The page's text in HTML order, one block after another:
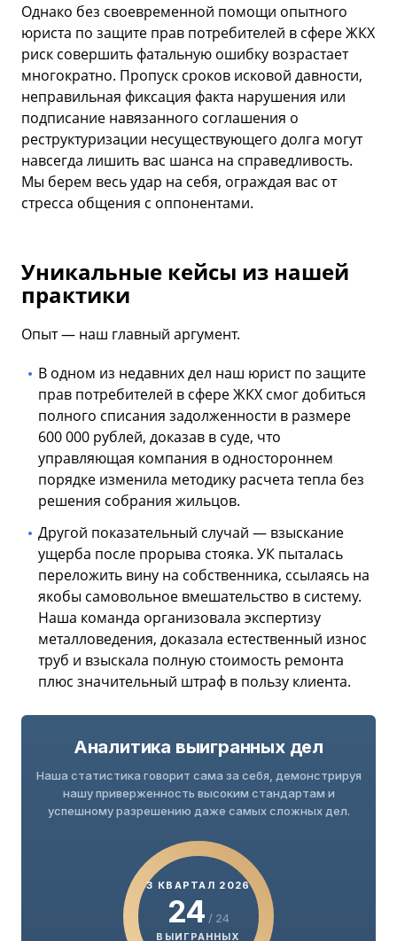
Однако без своевременной помощи опытного
юриста по защите прав потребителей в сфере ЖКХ
риск совершить фатальную ошибку возрастает
многократно. Пропуск сроков исковой давности,
неправильная фиксация факта нарушения или
подписание навязанного соглашения о
реструктуризации несуществующего долга могут
навсегда лишить вас шанса на справедливость.
Мы берем весь удар на себя, ограждая вас от
стресса общения с оппонентами.
Уникальные кейсы из нашей
практики
Опыт — наш главный аргумент.
В одном из недавних дел наш юрист по защите
прав потребителей в сфере ЖКХ смог добиться
полного списания задолженности в размере
600 000 рублей, доказав в суде, что
управляющая компания в одностороннем
порядке изменила методику расчета тепла без
решения собрания жильцов.
Другой показательный случай — взыскание
ущерба после прорыва стояка. УК пыталась
переложить вину на собственника, ссылаясь на
якобы самовольное вмешательство в систему.
Наша команда организовала экспертизу
металловедения, доказала естественный износ
труб и взыскала полную стоимость ремонта
плюс значительный штраф в пользу клиента.
Аналитика выигранных дел
Наша статистика говорит сама за себя, демонстрируя
нашу приверженность высоким стандартам и
успешному разрешению даже самых сложных дел.
3 КВАРТАЛ 2026
24 / 24
ВЫИГРАННЫХ